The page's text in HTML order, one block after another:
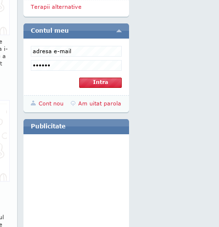
i-
a
Terapii alternative
Contul meu
Cont nou Am uitat parola
Publicitate